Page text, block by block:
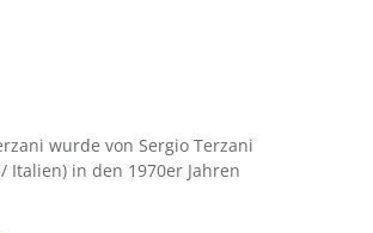
wurde von Sergio Terzani
Italien) in den 1970er Jahren